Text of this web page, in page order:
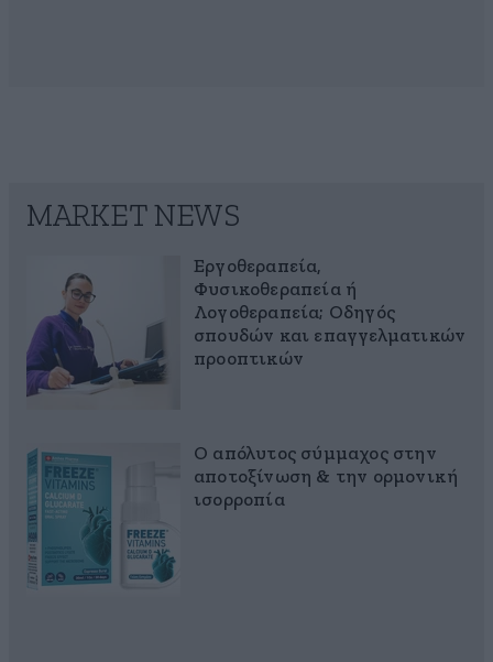
MARKET NEWS
Εργοθεραπεία,
Φυσικοθεραπεία ή
Λογοθεραπεία; Οδηγός
σπουδών και επαγγελματικών
προοπτικών
Ο απόλυτος σύμμαχος στην
αποτοξίνωση & την ορμονική
ισορροπία